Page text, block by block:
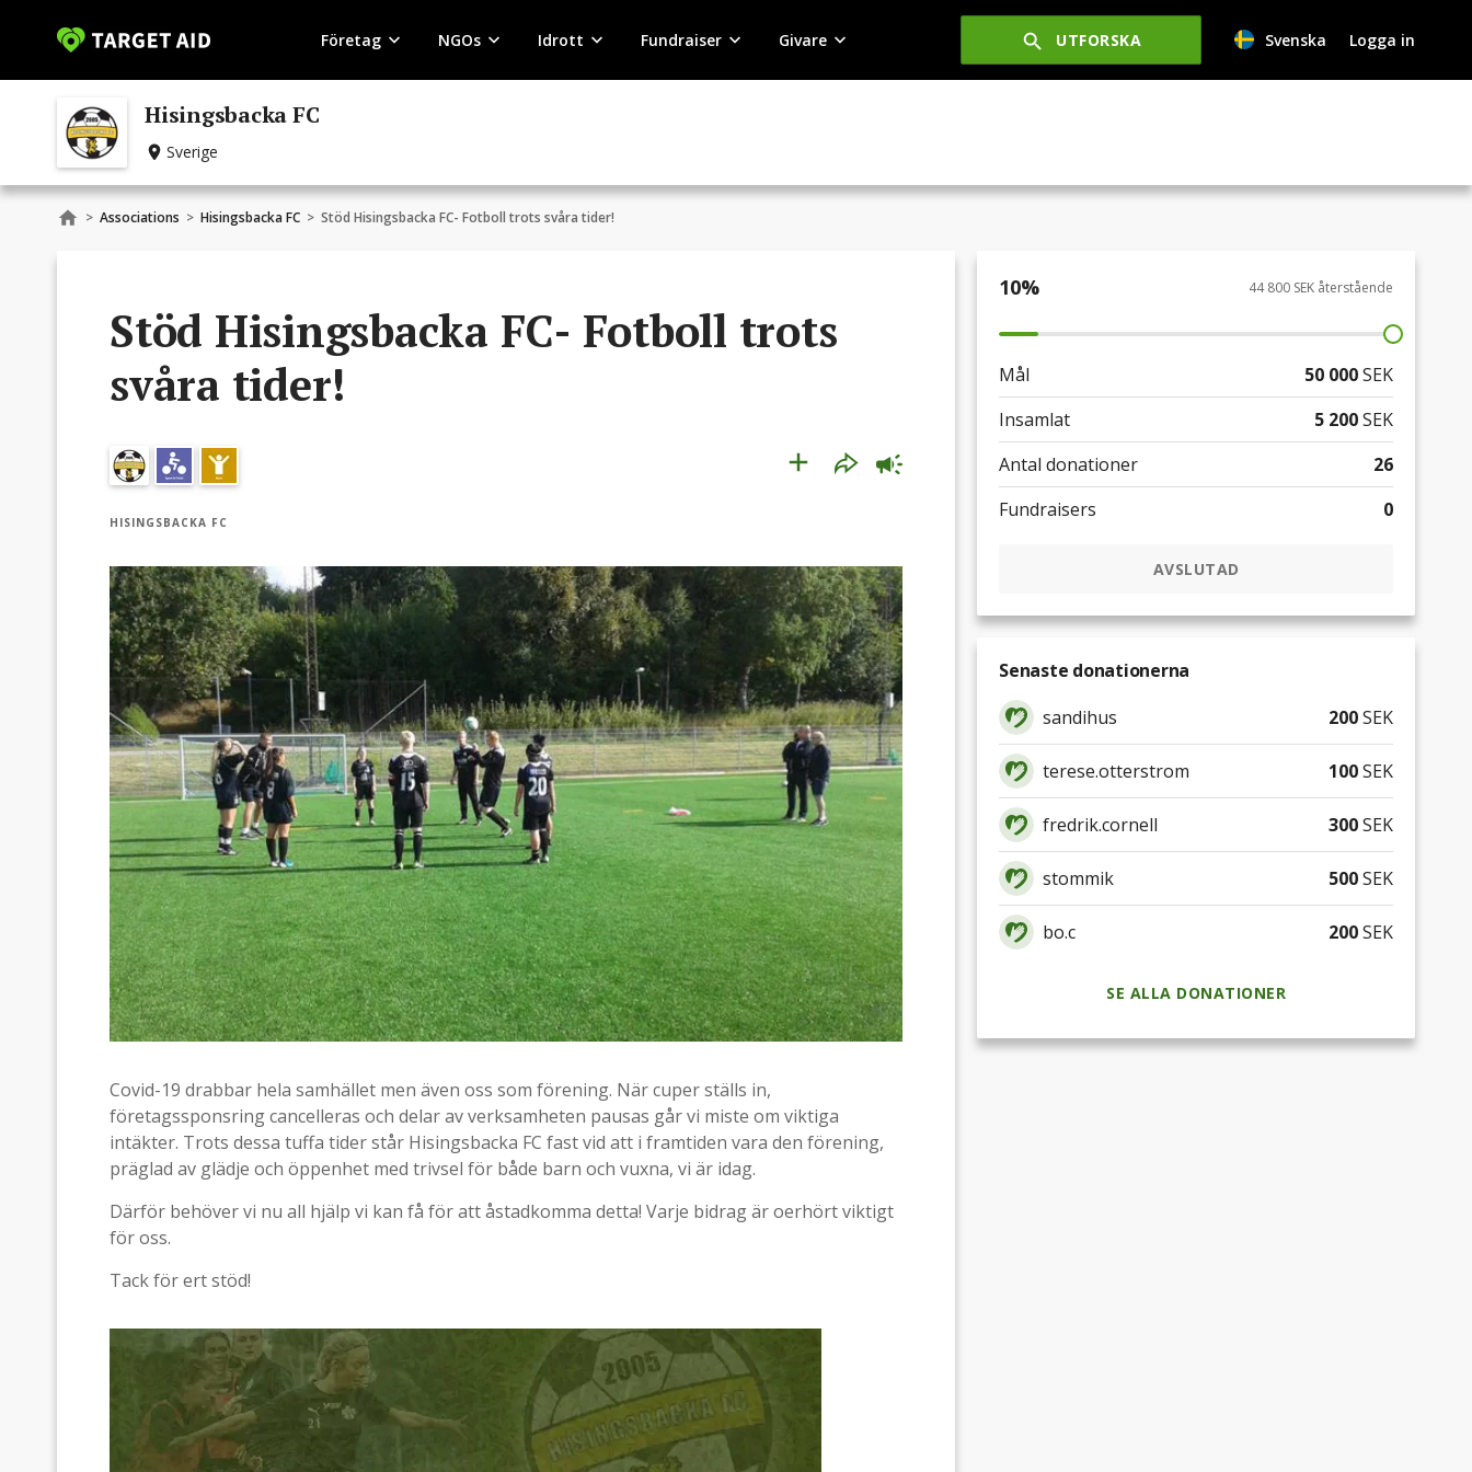
Företag NGOs Idrott Fundraiser Givare UTFORSKA Svenska Logga in
Hisingsbacka FC
Sverige
> Associations > Hisingsbacka FC > Stöd Hisingsbacka FC- Fotboll trots svåra tider!
Stöd Hisingsbacka FC- Fotboll trots
svåra tider!
HISINGSBACKA FC
Covid-19 drabbar hela samhället men även oss som förening. När cuper ställs in,
företagssponsring cancelleras och delar av verksamheten pausas går vi miste om viktiga
intäkter. Trots dessa tuffa tider står Hisingsbacka FC fast vid att i framtiden vara den förening,
präglad av glädje och öppenhet med trivsel för både barn och vuxna, vi är idag.
Därför behöver vi nu all hjälp vi kan få för att åstadkomma detta! Varje bidrag är oerhört viktigt
för oss.
Tack för ert stöd!
10% 44 800 SEK återstående
Mål 50 000SEK
Insamlat
5 200SEK
Antal donationer
26
Fundraisers
0
AVSLUTAD
Senaste donationerna
sandihus
200SEK
terese.otterstrom 100SEK
fredrik.cornell 300SEK
stommik 500SEK
bo.c 200SEK
SE ALLA DONATIONER